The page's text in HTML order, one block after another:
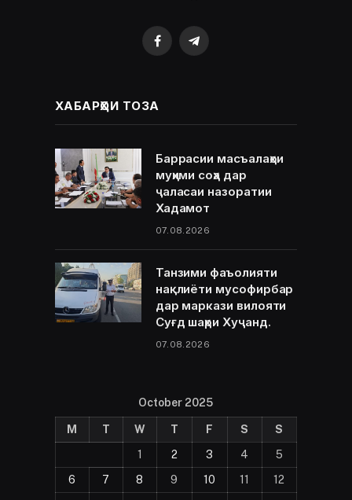
FacebookTelegram
ХАБАРҲОИ ТОЗА
Баррасии масъалаҳои
муҳими соҳа дар
ҷаласаи назоратии
Хадамот
07.08.2026
Танзими фаъолияти
нақлиёти мусофирбар
дар маркази вилояти
Суғд шаҳри Хуҷанд.
07.08.2026
October 2025
M T W T F S
S
1
2 3 4
5
6
7 8 9 10 11
12